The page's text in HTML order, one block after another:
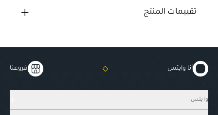
تقييمات المنتج
أنا وايتس فروعنا
وايتس